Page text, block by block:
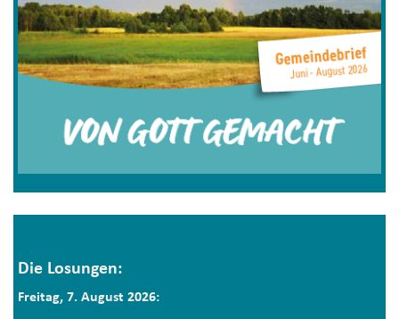
Die Losungen:
Freitag, 7. August 2026: